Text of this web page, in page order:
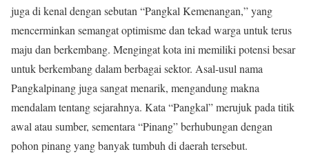
juga di kenal dengan sebutan “Pangkal Kemenangan,” yang
mencerminkan semangat optimisme dan tekad warga untuk terus
maju dan berkembang. Mengingat kota ini memiliki potensi besar
untuk berkembang dalam berbagai sektor. Asal-usul nama
Pangkalpinang juga sangat menarik, mengandung makna
mendalam tentang sejarahnya. Kata “Pangkal” merujuk pada titik
awal atau sumber, sementara “Pinang” berhubungan dengan
pohon pinang yang banyak tumbuh di daerah tersebut.